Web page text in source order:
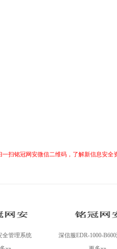
一扫铭冠网安微信二维码，了解新信息安全
全管理系统
基础版三年（防
深信服EDR-1000-
测响应平台一体